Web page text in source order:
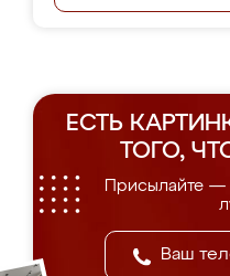
ЕСТЬ
ТОГО,
Присылайте